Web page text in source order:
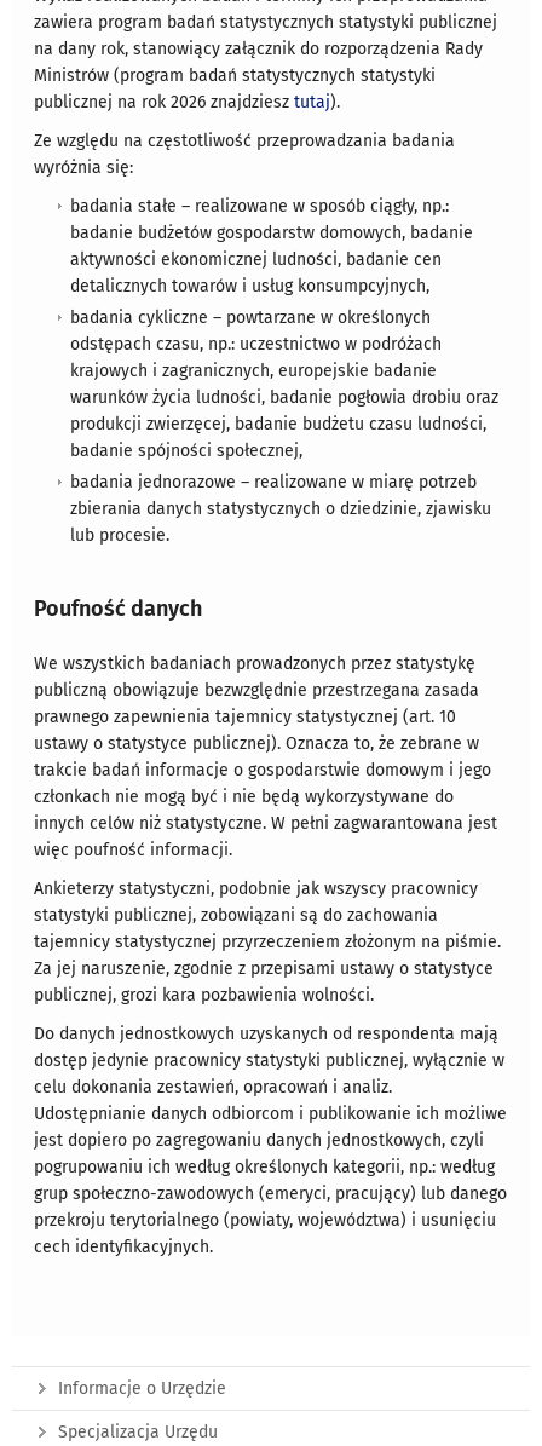
zawiera program badań statystycznych statystyki publicznej
na dany rok, stanowiący załącznik do rozporządzenia Rady
Ministrów (program badań statystycznych statystyki
publicznej na rok 2026 znajdziesztutaj).
Ze względu na częstotliwość przeprowadzania badania
wyróżnia się:
badania stałe – realizowane w sposób ciągły, np.:
badanie budżetów gospodarstw domowych, badanie
aktywności ekonomicznej ludności, badanie cen
detalicznych towarów i usług konsumpcyjnych,
badania cykliczne – powtarzane w określonych
odstępach czasu, np.: uczestnictwo w podróżach
krajowych i zagranicznych, europejskie badanie
warunków życia ludności, badanie pogłowia drobiu oraz
produkcji zwierzęcej, badanie budżetu czasu ludności,
badanie spójności społecznej,
badania jednorazowe – realizowane w miarę potrzeb
zbierania danych statystycznych o dziedzinie, zjawisku
lub procesie.
Poufność danych
We wszystkich badaniach prowadzonych przez statystykę
publiczną obowiązuje bezwzględnie przestrzegana zasada
prawnego zapewnienia tajemnicy statystycznej (art. 10
ustawy o statystyce publicznej). Oznacza to, że zebrane w
trakcie badań informacje o gospodarstwie domowym i jego
członkach nie mogą być i nie będą wykorzystywane do
innych celów niż statystyczne. W pełni zagwarantowana jest
więc poufność informacji.
Ankieterzy statystyczni, podobnie jak wszyscy pracownicy
statystyki publicznej, zobowiązani są do zachowania
tajemnicy statystycznej przyrzeczeniem złożonym na piśmie.
Za jej naruszenie, zgodnie z przepisami ustawy o statystyce
publicznej, grozi kara pozbawienia wolności.
Do danych jednostkowych uzyskanych od respondenta mają
dostęp jedynie pracownicy statystyki publicznej, wyłącznie w
celu dokonania zestawień, opracowań i analiz.
Udostępnianie danych odbiorcom i publikowanie ich możliwe
jest dopiero po zagregowaniu danych jednostkowych, czyli
pogrupowaniu ich według określonych kategorii, np.: według
grup społeczno-zawodowych (emeryci, pracujący) lub danego
przekroju terytorialnego (powiaty, województwa) i usunięciu
cech identyfikacyjnych.
Informacje o Urzędzie
Specjalizacja Urzędu